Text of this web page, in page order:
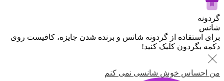
گردونه
شانس
برای استفاده از گردونه شانس و برنده شدن جایزه، کافیست روی
دکمه بگردون کلیک کنید!
من احساس خوش شانسی نمی کنم